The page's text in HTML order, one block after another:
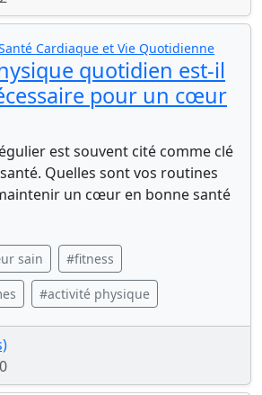
Cardiaque et Vie Quotidienne
quotidien est-il
pour un cœur
est souvent cité comme clé
Quelles sont vos routines
un cœur en bonne santé
sain #fitness
#activité physique